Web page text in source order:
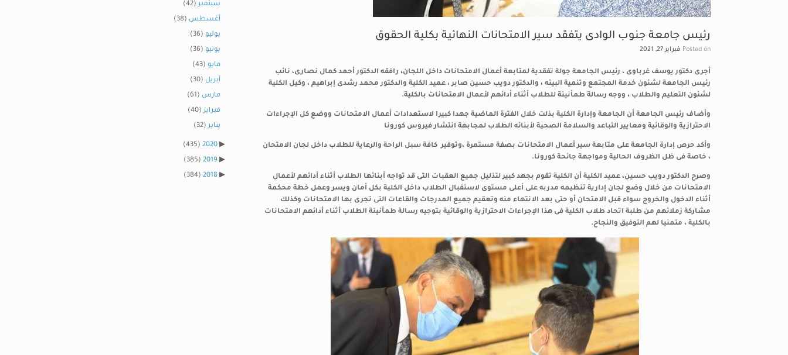
رئيس جامعة جنوب الوادى يتفقد سير الامتحانات النهائية بكلية الحقوق
Posted on فبراير 27, 2021
أجرى دكتور يوسف غرباوى ، رئيس الجامعة جولة تفقدية لمتابعة أعمال الامتحانات داخل اللجان، رافقه الدكتور أحمد كمال نصارى، نائب
رئيس الجامعة لشئون خدمة المجتمع وتنمية البيئه ، والدكتور دويب حسين صابر ، عميد الكلية والدكتور محمد رشدى إبراهيم ، وكيل الكلية
لشئون التعليم والطلاب ، ووجه رسالة طمأنينة للطلاب أثناء أدائهم لأعمال الامتحانات بالكلية.
وأضاف رئيس الجامعة أن الجامعة وإدارة الكلية بذلت خلال الفترة الماضية جهدا كبيرا لاستعدادات أعمال الامتحانات ووضع كل الإجراءات
الاحترازية والوقائية ومعايير التباعد والسلامة الصحية لأبنائه الطلاب لمجابهة انتشار فيروس كورونا
وأكد حرص إدارة الجامعة على متابعة سير أعمال الامتحانات بصفة مستمرة ،وتوفير كافة سبل الراحة والرعاية للطلاب داخل لجان الامتحان
، خاصة فى ظل الظروف الحالية ومواجهة جائحة كورونا.
وصرح الدكتور دويب حسين، عميد الكلية أن الكلية تقوم بجهد كبير لتذليل جميع العقبات التى قد تواجه أبنائها الطلاب أثناء أدائهم لأعمال
الامتحانات من خلال وضع لجان إدارية تنظيمه مدربه على أعلى مستوى لاستقبال الطلاب داخل الكلية بكل أمان ويسر وعمل خطة محكمة
أثناء الدخول والخروج سواء قبل الامتحان أو حتى بعد الانتهاء منه وتعقيم جميع المدرجات والقاعات التى تجرى بها الامتحانات وكذلك
مشاركة زملائهم من طلبة اتحاد طلاب الكلية فى هذا الإجراءات الاحترازية والوقائية بتوجيه رسالة طمأنينة الطلاب أثناء أدائهم الامتحانات
بالكلية ، متمنيا لهم التوفيق والنجاح.
سبتمبر(42)
أغسطس (38)
يوليو (36)
يونيو (36)
مايو (43)
أبريل (30)
مارس (61)
فبراير(40)
يناير(32)
2020
(435)
2019
(385)
2018
(384)